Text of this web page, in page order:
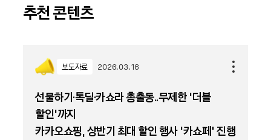
추천 콘텐츠
보도자료 2026.03.16
선물하기·톡딜·카쇼라 총출동..무제한 ‘더블
할인’까지
카카오쇼핑, 상반기 최대 할인 행사 ‘카쇼페’ 진행